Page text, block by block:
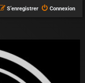
Connexion
S’enregistrer